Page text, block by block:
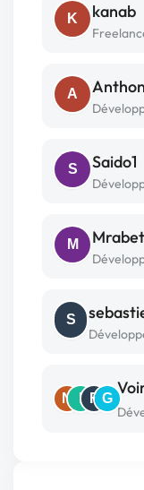
K kanab
A
S Saido1
M
S
N I F G